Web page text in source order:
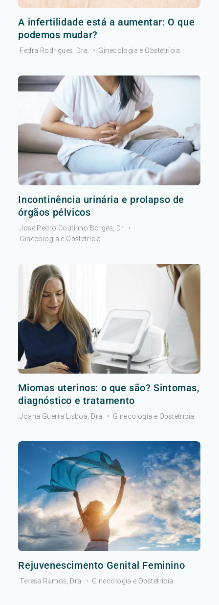
A infertilidade está a aumentar: O que
podemos mudar?
Fedra Rodrigues, Dra. • Ginecologia e Obstetrícia
Incontinência urinária e prolapso de
órgãos pélvicos
José Pedro Coutinho Borges, Dr. •
Ginecologia e Obstetrícia
Miomas uterinos: o que são? Sintomas,
diagnóstico e tratamento
Joana Guerra Lisboa, Dra. • Ginecologia e Obstetrícia
Rejuvenescimento Genital Feminino
Teresa Ramos, Dra. • Ginecologia e Obstetrícia